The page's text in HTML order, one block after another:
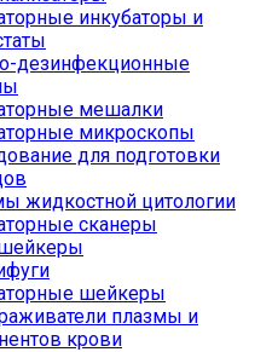
инкубаторы и
дезинфекционные
мешалки
микроскопы
для подготовки
жидкостной цитологии
сканеры
шейкеры
плазмы и
крови